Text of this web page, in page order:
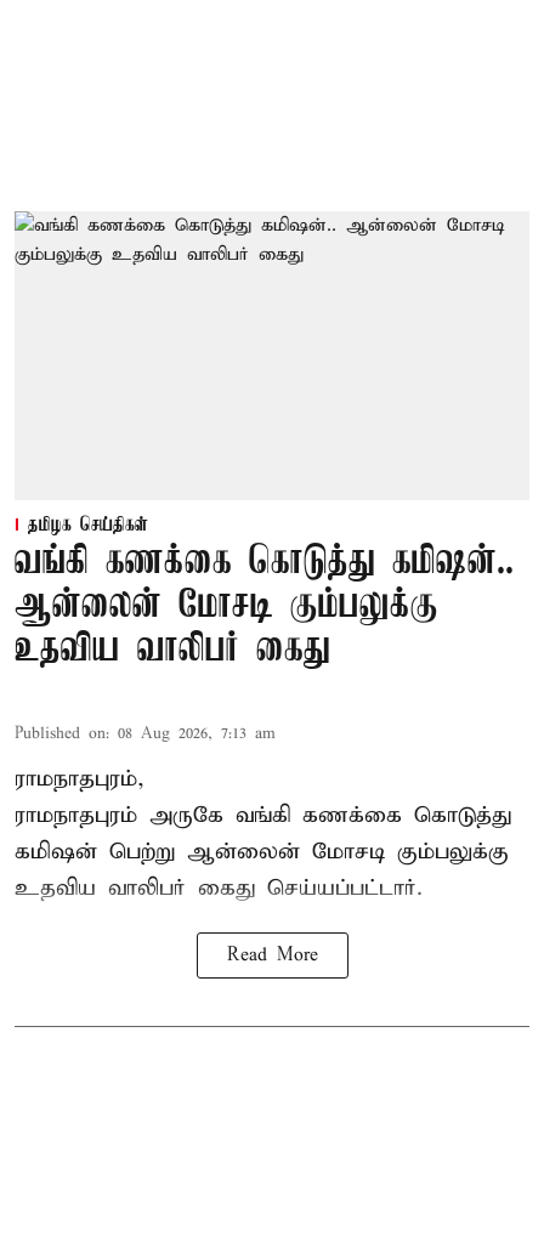
தமிழக செய்திகள்
வங்கி கணக்கை கொடுத்து கமிஷன்..
ஆன்லைன் மோசடி கும்பலுக்கு
உதவிய வாலிபர் கைது
Published on: 08 Aug 2026, 7:13 am
ராமநாதபுரம்,
ராமநாதபுரம் அருகே வங்கி கணக்கை கொடுத்து
கமிஷன் பெற்று ஆன்லைன் மோசடி கும்பலுக்கு
உதவிய வாலிபர் கைது செய்யப்பட்டார்.
Read More